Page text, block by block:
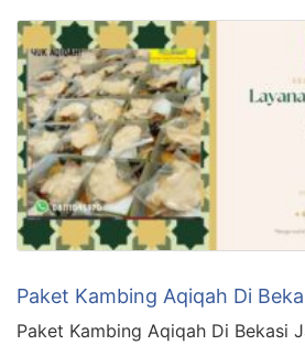
Paket Kambing Aqiqah Di
Paket Kambing Aqiqah Di Bekasi